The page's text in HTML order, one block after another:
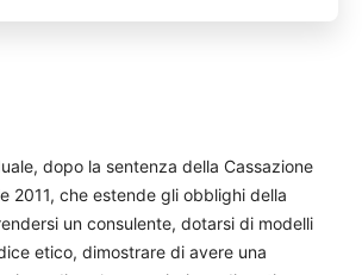
dopo la sentenza della Cassazione
2011, che estende gli obblighi della
un consulente, dotarsi di modelli
etico, dimostrare di avere una